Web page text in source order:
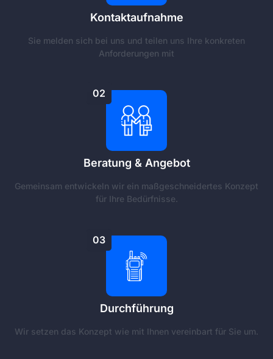
Kontaktaufnahme
Sie melden sich bei uns und teilen uns Ihre konkreten
Anforderungen mit
02
Beratung & Angebot
Gemeinsam entwickeln wir ein maßgeschneidertes Konzept
für Ihre Bedürfnisse.
03
Durchführung
Wir setzen das Konzept wie mit Ihnen vereinbart für Sie um.